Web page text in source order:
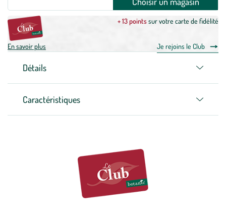
+ 13 pointssur votre carte de fidélité
En savoir plus Je rejoins le Club
Détails
Caractéristiques